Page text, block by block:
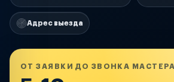
Адрес выезда
ОТ ЗАЯВКИ ДО ЗВОНКА МАСТЕРА